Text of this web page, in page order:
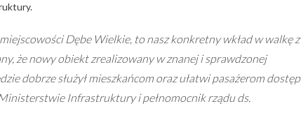
Dębe Wielkie, to nasz konkretny wkład w walkę z
że nowy obiekt zrealizowany w znanej i sprawdzonej
dobrze służył mieszkańcom oraz ułatwi pasażerom dostęp
Infrastruktury i pełnomocnik rządu ds.